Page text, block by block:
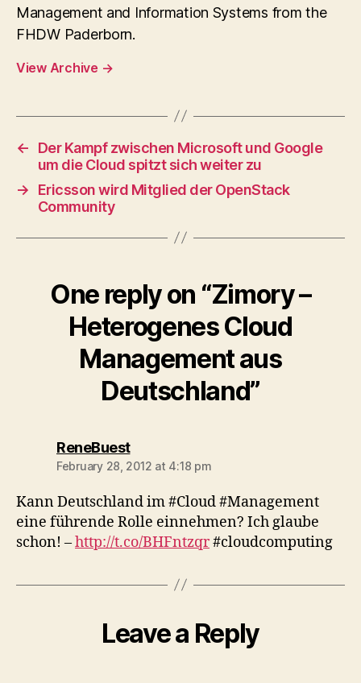
Management and Information Systems from the
FHDW Paderborn.
View Archive →
←
Der Kampf zwischen Microsoft und Google
um die Cloud spitzt sich weiter zu
→
Ericsson wird Mitglied der OpenStack
Community
One reply on “Zimory –
Heterogenes Cloud
Management aus
Deutschland”
ReneBuestsays:
February 28, 2012 at 4:18 pm
Kann Deutschland im #Cloud #Management
eine führende Rolle einnehmen? Ich glaube
schon! –http://t.co/BHFntzqr#cloudcomputing
Leave a Reply